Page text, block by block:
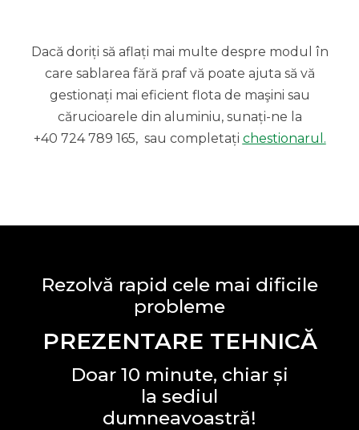
Dacă doriți să aflați mai multe despre modul în
care sablarea fără praf vă poate ajuta să vă
gestionați mai eficient flota de maşini sau
cărucioarele din aluminiu, sunați-ne la
+40 724 789 165, sau completați chestionarul.
Rezolvă rapid cele mai dificile
probleme
PREZENTARE TEHNICĂ
Doar 10 minute, chiar și
la sediul
dumneavoastră!